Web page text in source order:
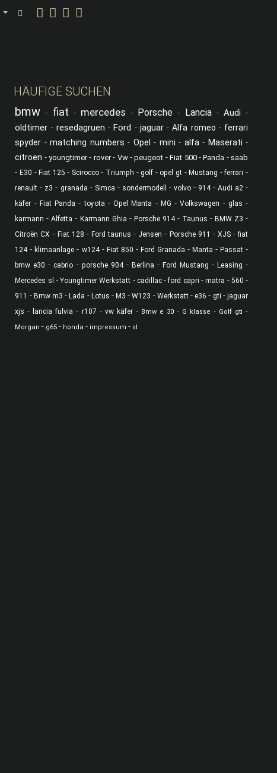
C.O.G. Classics auf YouTube
C.O.G. Classics auf Facebook
C.O.G. Classics auf Instagram
HÄUFIGE SUCHEN
bmw - fiat - mercedes - Porsche - Lancia- Audi -
oldtimer - resedagruen - Ford - jaguar-Alfa romeo - ferrari
spyder -matching numbers - Opel - mini - alfa - Maserati -
citroen -youngtimer- rover- Vw-peugeot -Fiat 500-Panda - saab
- E30 -Fiat 125 - Scirocco- Triumph - golf - opel gt -Mustang -ferrari -
renault - z3 - granada - Simca - sondermodell - volvo- 914- Audi a2 -
käfer - Fiat Panda -toyota -Opel Manta - MG -Volkswagen - glas -
karmann -Alfetta - Karmann Ghia - Porsche 914- Taunus - BMW Z3 -
Citroën CX - Fiat 128 - Ford taunus - Jensen - Porsche 911 - XJS-fiat
124-klimaanlage - w124- Fiat 850 - Ford Granada - Manta - Passat-
bmw e30 -cabrio - porsche 904- Berlina - Ford Mustang - Leasing -
Mercedes sl -Youngtimer Werkstatt - cadillac-ford capri -matra - 560 -
911 - Bmw m3 -Lada - Lotus -M3 -W123 - Werkstatt-e36 - gti -jaguar
xjs - lancia fulvia - r107 - vw käfer- Bmw e 30- G klasse - Golf gti -
Morgan - g65 - honda - impressum - sl